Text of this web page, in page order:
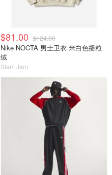
$81.00 $124.00
Nike NOCTA 男士卫衣 米白色摇粒
绒
Slam Jam